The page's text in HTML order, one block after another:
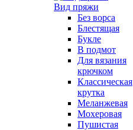
Вид пряжи
Без ворса
Блестящая
Букле
В подмот
Для вязания
крючком
Классическая
крутка
Меланжевая
Мохеровая
Пушистая